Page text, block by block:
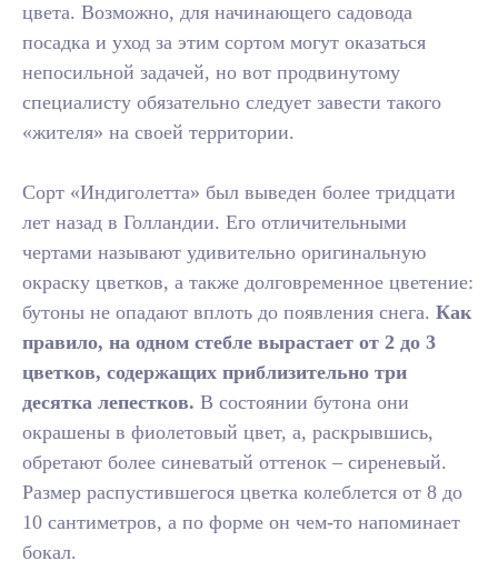
цвета. Возможно, для начинающего садовода
посадка и уход за этим сортом могут оказаться
непосильной задачей, но вот продвинутому
специалисту обязательно следует завести такого
«жителя» на своей территории.
Сорт «Индиголетта» был выведен более тридцати
лет назад в Голландии. Его отличительными
чертами называют удивительно оригинальную
окраску цветков, а также долговременное цветение:
бутоны не опадают вплоть до появления снега. Как
правило, на одном стебле вырастает от 2 до 3
цветков, содержащих приблизительно три
десятка лепестков. В состоянии бутона они
окрашены в фиолетовый цвет, а, раскрывшись,
обретают более синеватый оттенок – сиреневый.
Размер распустившегося цветка колеблется от 8 до
10 сантиметров, а по форме он чем-то напоминает
бокал.